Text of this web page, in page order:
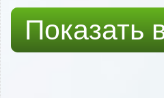
Показать